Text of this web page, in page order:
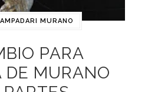
MURANO
PARA
DE MURANO